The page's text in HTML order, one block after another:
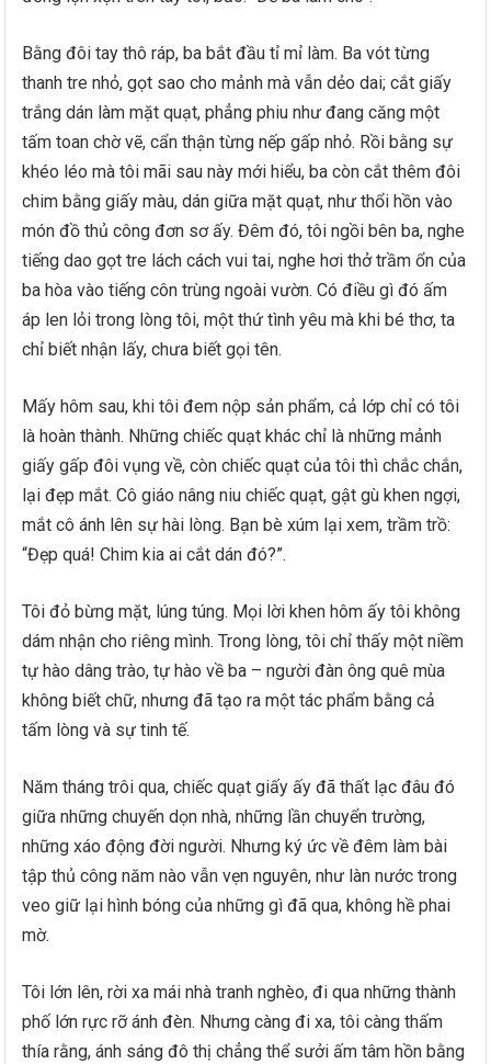
Bằng đôi tay thô ráp, ba bắt đầu tỉ mỉ làm. Ba vót từng
thanh tre nhỏ, gọt sao cho mảnh mà vẫn dẻo dai; cắt giấy
trắng dán làm mặt quạt, phẳng phiu như đang căng một
tấm toan chờ vẽ, cẩn thận từng nếp gấp nhỏ. Rồi bằng sự
khéo léo mà tôi mãi sau này mới hiểu, ba còn cắt thêm đôi
chim bằng giấy màu, dán giữa mặt quạt, như thổi hồn vào
món đồ thủ công đơn sơ ấy. Đêm đó, tôi ngồi bên ba, nghe
tiếng dao gọt tre lách cách vui tai, nghe hơi thở trầm ổn của
ba hòa vào tiếng côn trùng ngoài vườn. Có điều gì đó ấm
áp len lỏi trong lòng tôi, một thứ tình yêu mà khi bé thơ, ta
chỉ biết nhận lấy, chưa biết gọi tên.
Mấy hôm sau, khi tôi đem nộp sản phẩm, cả lớp chỉ có tôi
là hoàn thành. Những chiếc quạt khác chỉ là những mảnh
giấy gấp đôi vụng về, còn chiếc quạt của tôi thì chắc chắn,
lại đẹp mắt. Cô giáo nâng niu chiếc quạt, gật gù khen ngợi,
mắt cô ánh lên sự hài lòng. Bạn bè xúm lại xem, trầm trồ:
“Đẹp quá! Chim kia ai cắt dán đó?”.
Tôi đỏ bừng mặt, lúng túng. Mọi lời khen hôm ấy tôi không
dám nhận cho riêng mình. Trong lòng, tôi chỉ thấy một niềm
tự hào dâng trào, tự hào về ba – người đàn ông quê mùa
không biết chữ, nhưng đã tạo ra một tác phẩm bằng cả
tấm lòng và sự tinh tế.
Năm tháng trôi qua, chiếc quạt giấy ấy đã thất lạc đâu đó
giữa những chuyến dọn nhà, những lần chuyển trường,
những xáo động đời người. Nhưng ký ức về đêm làm bài
tập thủ công năm nào vẫn vẹn nguyên, như làn nước trong
veo giữ lại hình bóng của những gì đã qua, không hề phai
mờ.
Tôi lớn lên, rời xa mái nhà tranh nghèo, đi qua những thành
phố lớn rực rỡ ánh đèn. Nhưng càng đi xa, tôi càng thấm
thía rằng, ánh sáng đô thị chẳng thể sưởi ấm tâm hồn bằng